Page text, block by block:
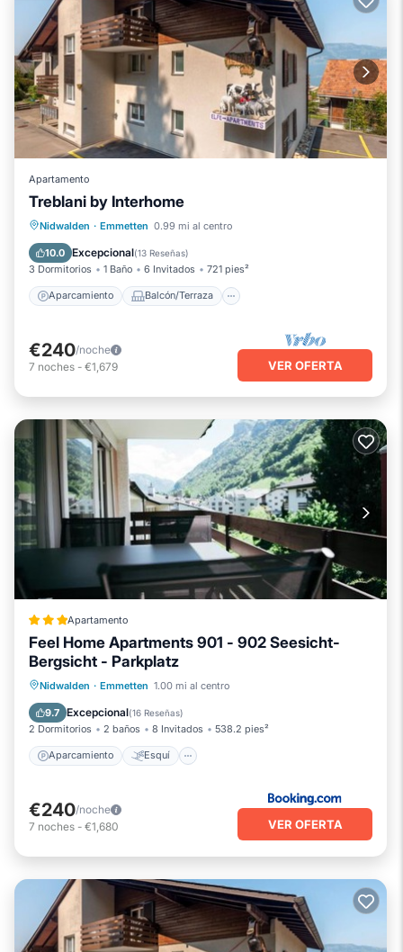
Apartamento
Treblani by Interhome
Nidwalden · Emmetten 0.99 mi al centro
10.0 Excepcional(13 Reseñas)
3 Dormitorios 1 Baño 6 Invitados 721 pies²
Aparcamiento Balcón/Terraza
Aparcamiento
Balcón/Terraza
Cocina
Internet
€240/noche
7 noches - €1,679 VER OFERTA
Apartamento
Feel Home Apartments 901 - 902 Seesicht-
Bergsicht - Parkplatz
Nidwalden · Emmetten 1.00 mi al centro
9.7 Excepcional(16 Reseñas)
2 Dormitorios 2 baños 8 Invitados 538.2 pies²
Aparcamiento Esquí
Aparcamiento
Esquí
Balcón/Terraza
€240/noche
7 noches - €1,680 VER OFERTA